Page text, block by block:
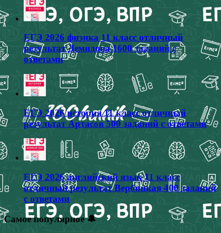
ЕГЭ 2026 физика 11 класс отличный
результат Демидова 1600 заданий с
ответами
ЕГЭ 2026 история 11 класс отличный
результат Артасов 500 заданий с ответами
ЕГЭ 2026 английский язык 11 класс
отличный результат Вербицкая 400 заданий
с ответами
Самое популярное 🔔